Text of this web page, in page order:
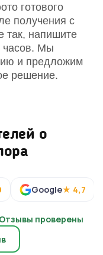
готового
получения с
так, напишите
часов. Мы
и предложим
решение.
о
Google★ 4,7
Отзывы проверены